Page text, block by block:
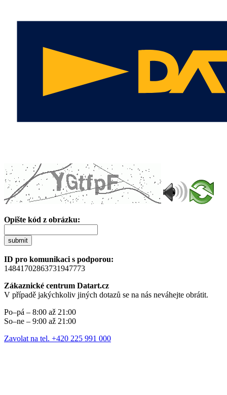
Opište kód z obrázku:
submit
ID pro komunikaci s podporou:
14841702863731947773
Zákaznické centrum Datart.cz
V případě jakýchkoliv jiných dotazů se na nás neváhejte obrátit.
Po–pá – 8:00 až 21:00
So–ne – 9:00 až 21:00
Zavolat na tel. +420 225 991 000